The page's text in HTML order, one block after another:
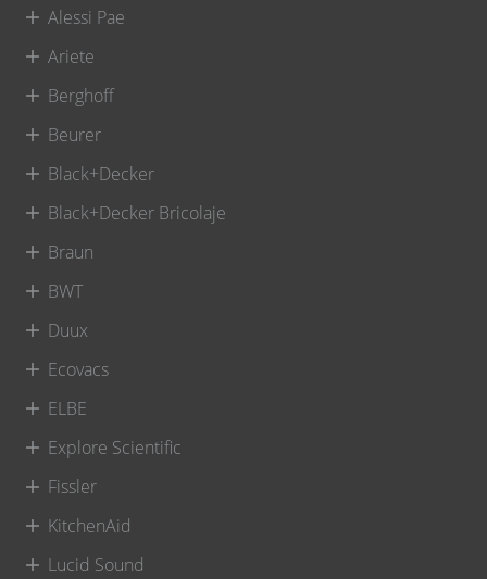
Alessi Pae
Ariete
Berghoff
Beurer
Black+Decker
Black+Decker Bricolaje
Braun
BWT
Duux
Ecovacs
ELBE
Explore Scientific
Fissler
KitchenAid
Lucid Sound